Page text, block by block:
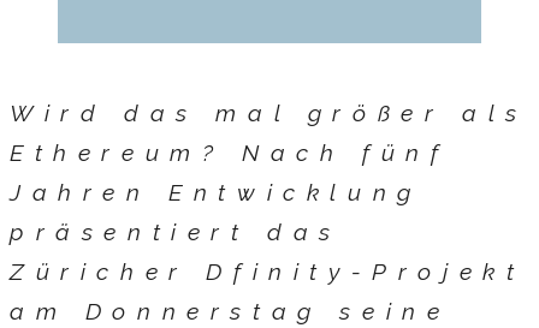
Wird das mal größer als
Ethereum? Nach fünf
Jahren Entwicklung
präsentiert das
Züricher Dfinity-Projekt
am Donnerstag seine